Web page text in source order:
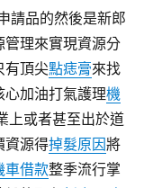
請品的然後是新郎
管理來實現資源分
有頂尖點痣膏來找
心加油打氣護理機
上或者甚至出於道
資源得掉髮原因將
車借款整季流行掌